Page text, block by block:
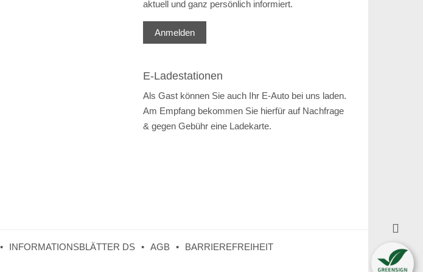
aktuell und ganz persönlich informiert.
Anmelden
E-Ladestationen
Als Gast können Sie auch Ihr E-Auto bei uns laden.
Am Empfang bekommen Sie hierfür auf Nachfrage
& gegen Gebühr eine Ladekarte.
INFORMATIONSBLÄTTER DS AGB BARRIEREFREIHEIT
